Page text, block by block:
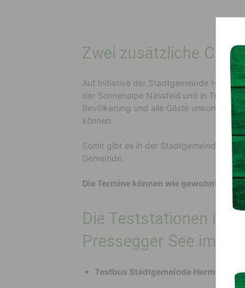
Zwei zusätzliche
Auf Initiative der Stadtgemeinde
der Sonnenalpe Nassfeld und in
Bevölkerung und alle Gäste
können.
Somit gibt es in der Stadtgemeinde
Gemeinde.
Die Termine können wie gewohnt auf
Die Teststationen in
Pressegger See im
Testbus Stadtgemeinde Hermagor